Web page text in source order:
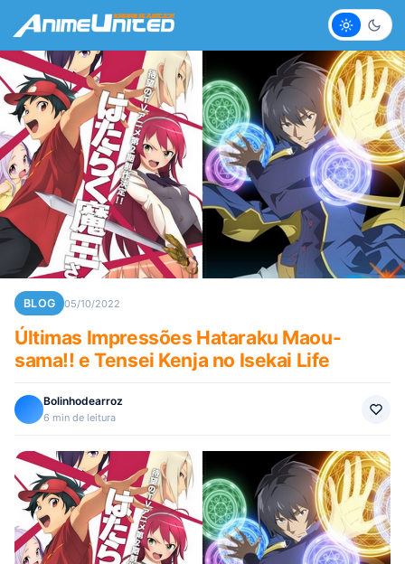
Claro
BLOG 05/10/2022
Últimas Impressões Hataraku Maou-
sama!! e Tensei Kenja no Isekai Life
Bolinhodearroz
6 min de leitura